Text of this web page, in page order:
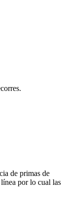
de primas de
por lo cual las